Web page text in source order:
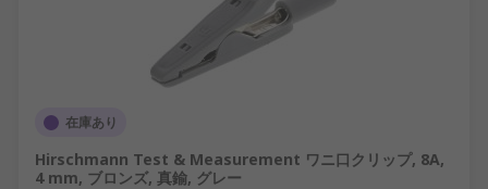
在庫あり
Hirschmann Test & Measurement ワニ口クリップ, 8A,
4 mm, ブロンズ, 真鍮, グレー